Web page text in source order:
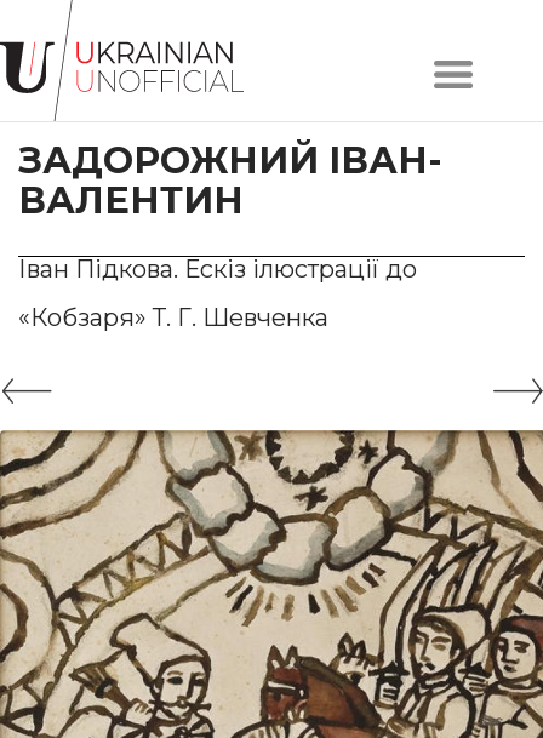
Головна
Про
проєкт
Художники
Твори
Колекції
Контакти
#LVIV
UA
ENG
ЗАДОРОЖНИЙ ІВАН-
ВАЛЕНТИН
Іван Підкова. Ескіз ілюстрації до
«Кобзаря» Т. Г. Шевченка